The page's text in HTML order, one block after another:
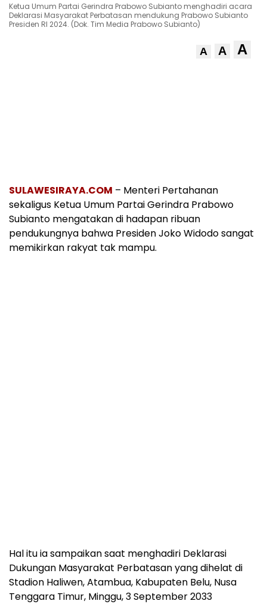
Ketua Umum Partai Gerindra Prabowo Subianto menghadiri acara
Deklarasi Masyarakat Perbatasan mendukung Prabowo Subianto
Presiden RI 2024. (Dok. Tim Media Prabowo Subianto)
A A A
SULAWESIRAYA.COM – Menteri Pertahanan
sekaligus Ketua Umum Partai Gerindra Prabowo
Subianto mengatakan di hadapan ribuan
pendukungnya bahwa Presiden Joko Widodo sangat
memikirkan rakyat tak mampu.
Hal itu ia sampaikan saat menghadiri Deklarasi
Dukungan Masyarakat Perbatasan yang dihelat di
Stadion Haliwen, Atambua, Kabupaten Belu, Nusa
Tenggara Timur, Minggu, 3 September 2033